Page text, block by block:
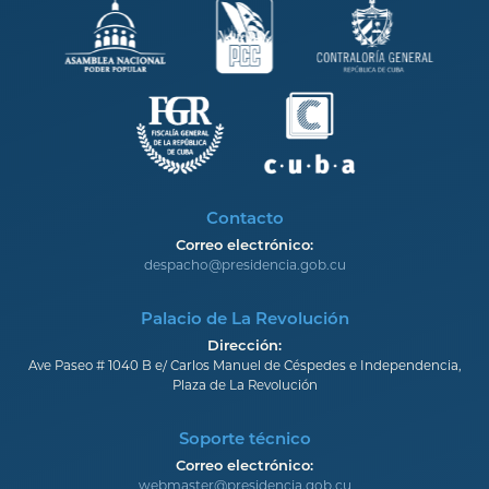
Contacto
Correo electrónico:
despacho@presidencia.gob.cu
Palacio de La Revolución
Dirección:
Ave Paseo # 1040 B e/ Carlos Manuel de Céspedes e Independencia,
Plaza de La Revolución
Soporte técnico
Correo electrónico:
webmaster@presidencia.gob.cu